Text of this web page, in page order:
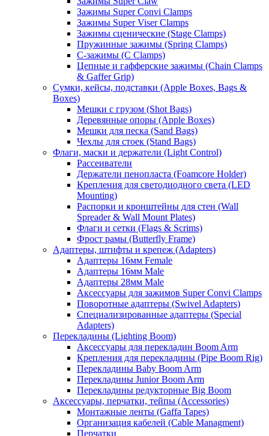
Зажимы Super Convi Clamps
Зажимы Super Viser Clamps
Зажимы сценические (Stage Clamps)
Пружинные зажимы (Spring Clamps)
С-зажимы (C Clamps)
Цепные и гафферские зажимы (Chain Clamps
& Gaffer Grip)
Сумки, кейсы, подставки (Apple Boxes, Bags &
Boxes)
Мешки с грузом (Shot Bags)
Деревянные опоры (Apple Boxes)
Мешки для песка (Sand Bags)
Чехлы для стоек (Stand Bags)
Флаги, маски и держатели (Light Control)
Рассеиватели
Держатели пенопласта (Foamcore Holder)
Крепления для светодиодного света (LED
Mounting)
Распорки и кронштейны для стен (Wall
Spreader & Wall Mount Plates)
Флаги и сетки (Flags & Scrims)
Фрост рамы (Butterfly Frame)
Адаптеры, штифты и крепеж (Adapters)
Адаптеры 16мм Female
Адаптеры 16мм Male
Адаптеры 28мм Male
Аксессуары для зажимов Super Convi Clamps
Поворотные адаптеры (Swivel Adapters)
Специализированные адаптеры (Special
Adapters)
Перекладины (Lighting Boom)
Аксессуары для перекладин Boom Arm
Крепления для перекладины (Pipe Boom Rig)
Перекладины Baby Boom Arm
Перекладины Junior Boom Arm
Перекладины редукторные Big Boom
Аксессуары, перчатки, тейпы (Accessories)
Монтажные ленты (Gaffa Tapes)
Организация кабелей (Cable Managment)
Перчатки